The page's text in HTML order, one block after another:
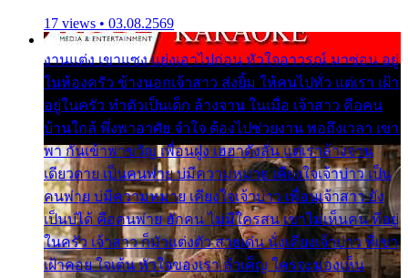
17 views • 03.08.2569
งานแต่ง เขาแซง แย่งเอาไปก่อน หัวใจอาวรณ์ มาซ่อน อยู่
ในห้องครัว ข้างนอกเจ้าสาว ส่งยิ้ม ให้คนไปทั่ว แต่เรา เฝ้า
อยู่ในครัว ทำตัวเป็นเด็ก ล้างจาน ในเมื่อ เจ้าสาว คือคน
บ้านใกล้ พึ่งพาอาศัย จำใจ ต้องไปช่วยงาน พอถึงเวลา เขา
พา กันเข้าพาขวัญ เพื่อนฝูง เฮฮาดังลั่น แต่เราล้างจาน
เดียวดาย เป็นคนพ่าย บ่มีความหมาย เคียงใจเจ้าบ่าว เป็น
คนพ่าย บ่มีความหมาย เคียงใจเจ้าบ่าว เพื่อนเจ้าสาว ยัง
เป็นบ่ได้ คือคนพ่าย ฮักคน ไม่มีใครสน เขาไม่เห็นคน ที่อยู่
ในครัว เจ้าสาว ก็มัวแต่งตัว สวยเด่น นั่งเคียงเจ้าบ่าว ที่เขา
เฝ้าคอย ใจเต้น หัวใจของเรา ลำเค็ญ ใครจะมองเห็น